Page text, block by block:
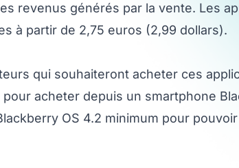
revenus générés par la vente. Les
à partir de 2,75 euros (2,99 dollars).
qui souhaiteront acheter ces
pour acheter depuis un smartphone
OS 4.2 minimum pour